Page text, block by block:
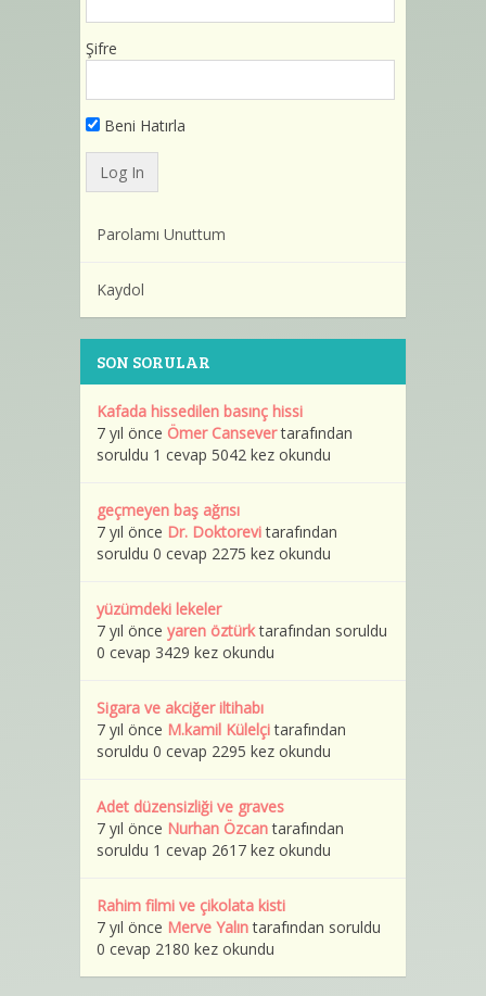
Şifre
Beni Hatırla
Parolamı Unuttum
Kaydol
SON SORULAR
Kafada hissedilen basınç hissi
7 yıl önce Ömer Cansevertarafından
soruldu 1 cevap 5042 kez okundu
geçmeyen baş ağrısı
7 yıl önce Dr. Doktorevitarafından
soruldu 0 cevap 2275 kez okundu
yüzümdeki lekeler
7 yıl önce yaren öztürktarafından soruldu
0 cevap 3429 kez okundu
Sigara ve akciğer iltihabı
7 yıl önce M.kamil Külelçitarafından
soruldu 0 cevap 2295 kez okundu
Adet düzensizliği ve graves
7 yıl önce Nurhan Özcantarafından
soruldu 1 cevap 2617 kez okundu
Rahim filmi ve çikolata kisti
7 yıl önce Merve Yalıntarafından soruldu
0 cevap 2180 kez okundu